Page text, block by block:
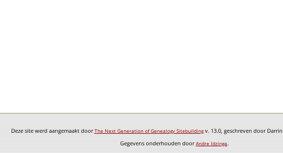
Deze site werd aangemaakt doorThe Next Generation of Genealogy Sitebuildingv. 13.0, geschreven door
Gegevens onderhouden doorAndre Idzinga.